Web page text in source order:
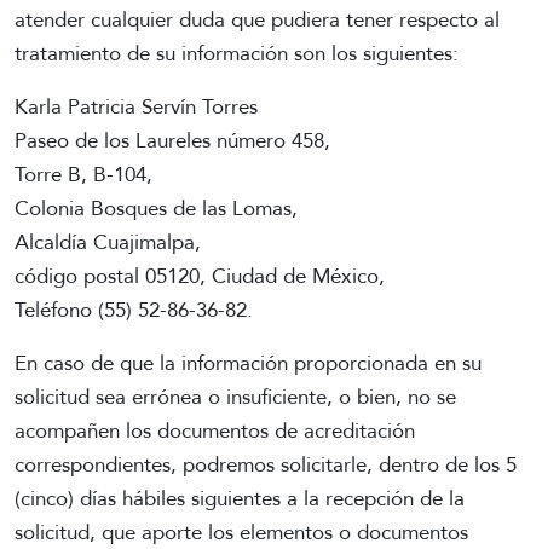
atender cualquier duda que pudiera tener respecto al
tratamiento de su información son los siguientes:
Karla Patricia Servín Torres
Paseo de los Laureles número 458,
Torre B, B-104,
Colonia Bosques de las Lomas,
Alcaldía Cuajimalpa,
código postal 05120, Ciudad de México,
Teléfono (55) 52-86-36-82.
En caso de que la información proporcionada en su
solicitud sea errónea o insuficiente, o bien, no se
acompañen los documentos de acreditación
correspondientes, podremos solicitarle, dentro de los 5
(cinco) días hábiles siguientes a la recepción de la
solicitud, que aporte los elementos o documentos